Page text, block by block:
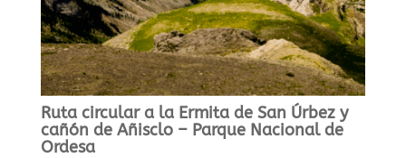
Ruta circular a la Ermita de San Úrbez y
cañón de Añisclo – Parque Nacional de
Ordesa